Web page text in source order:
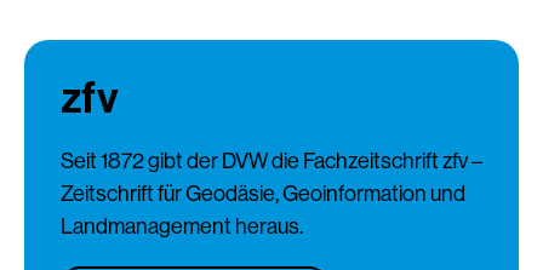
zfv
Seit 1872 gibt der DVW die Fachzeitschrift zfv –
Zeitschrift für Geodäsie, Geoinformation und
Landmanagement heraus.